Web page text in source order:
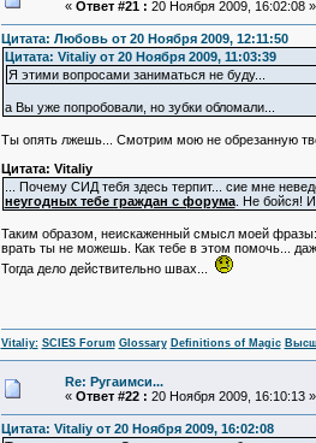
« Ответ #21 : 20 Ноября 2009, 16:02:08 »
Цитата: Любовь от 20 Ноября 2009, 12:11:50
Цитата: Vitaliy от 20 Ноября 2009, 11:03:39
Я этими вопросами заниматься не буду...
а Вы уже попробовали, но зубки обломали...
Ты опять лжешь... Смотрим мою не обрезанную
Цитата: Vitaliy
... Почему СИД тебя здесь терпит... сие мне
неугодных тебе граждан с форума. Не бойся!
Таким образом, неискаженный смысл моей
врать ты не можешь. Как тебе в этом помочь...
Тогда дело действительно швах...
Vitaliy: SCIES Forum Glossary Definitions of Magic
Re: Ругаимси...
« Ответ #22 : 20 Ноября 2009, 16:10:13 »
Цитата: Vitaliy от 20 Ноября 2009, 16:02:08